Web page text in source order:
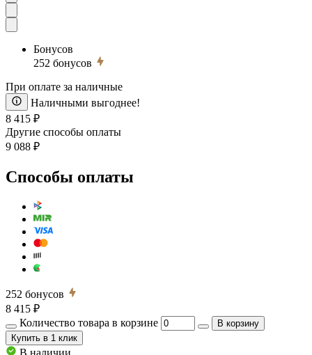
Бонусов
252 бонусов
При оплате за наличные
Наличными выгоднее!
8 415 ₽
Другие способы оплаты
9 088 ₽
Способы оплаты
252 бонусов
8 415 ₽
Количество товара в корзине
В корзину
Купить в 1 клик
В наличии